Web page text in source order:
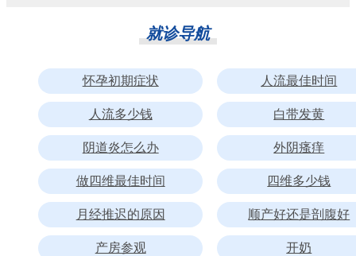
就诊导航
怀孕初期症状 人流最佳时间
人流多少钱 白带发黄
阴道炎怎么办 外阴瘙痒
做四维最佳时间 四维多少钱
月经推迟的原因 顺产好还是剖腹好
产房参观 开奶